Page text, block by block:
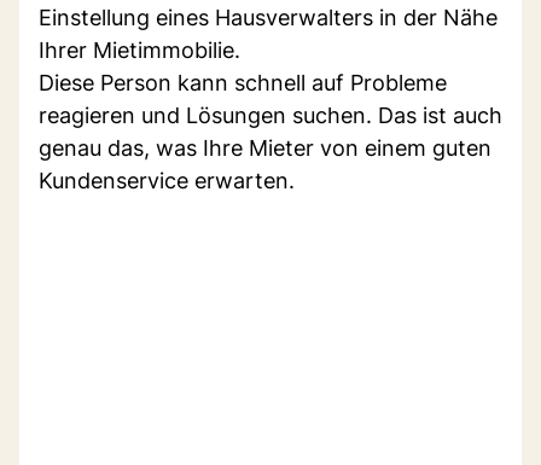
Einstellung eines Hausverwalters in der Nähe
Ihrer Mietimmobilie.
Diese Person kann schnell auf Probleme
reagieren und Lösungen suchen. Das ist auch
genau das, was Ihre Mieter von einem guten
Kundenservice erwarten.